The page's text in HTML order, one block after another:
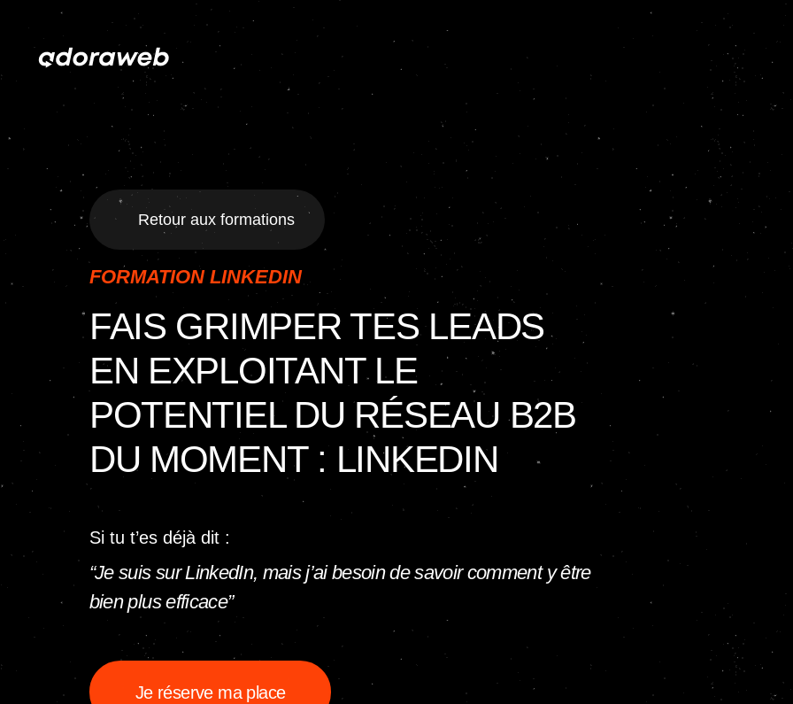
Retour aux formations
FORMATION LINKEDIN
FAIS GRIMPER TES LEADS
EN EXPLOITANT LE
POTENTIEL DU RÉSEAU B2B
DU MOMENT : LINKEDIN
Si tu t’es déjà dit :
“Je suis sur LinkedIn, mais j’ai besoin de savoir comment y être
bien plus efficace”
Je réserve ma place